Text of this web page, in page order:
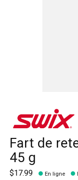
Fart de
45 g
$17.99 En ligne